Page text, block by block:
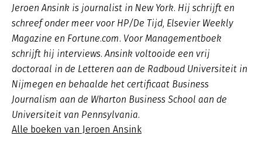
Jeroen Ansink is journalist in New York. Hij schrijft en
schreef onder meer voor HP/De Tijd, Elsevier Weekly
Magazine en Fortune.com. Voor Managementboek
schrijft hij interviews. Ansink voltooide een vrij
doctoraal in de Letteren aan de Radboud Universiteit in
Nijmegen en behaalde het certificaat Business
Journalism aan de Wharton Business School aan de
Universiteit van Pennsylvania.
Alle boeken van Jeroen Ansink